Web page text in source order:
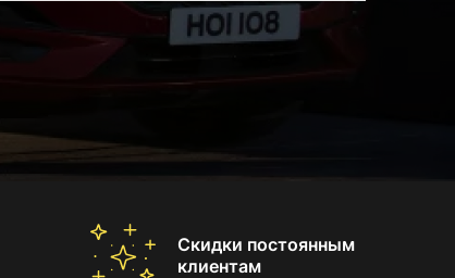
Скидки постоянным
клиентам